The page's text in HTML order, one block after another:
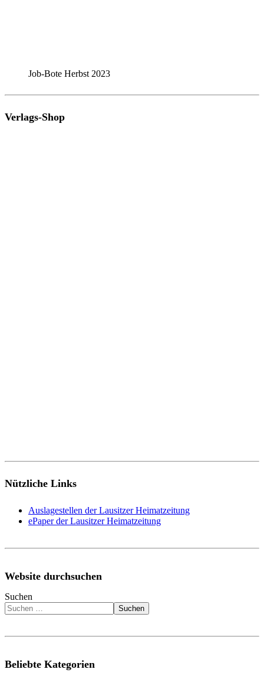
Job-Bote Herbst 2023
Verlags-Shop
Nützliche Links
Auslagestellen der Lausitzer Heimatzeitung
ePaper der Lausitzer Heimatzeitung
Website durchsuchen
Suchen
Suchen
Beliebte Kategorien